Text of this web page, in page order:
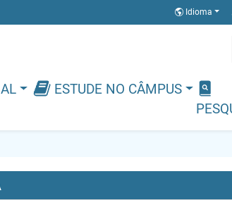
Idioma
ESTUDE NO CÂMPUS